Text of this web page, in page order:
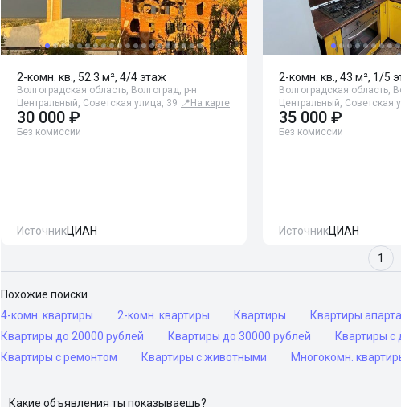
2-комн. кв., 52.3 м², 4/4 этаж
Волгоградская область, Волгоград, р-н
Центральный, Советская улица, 39 📍 На карте
30 000 ₽
Без комиссии
ИсточникЦИАН
2-комн. кв., 43 м², 1/5
Волгоградская область,
Центральный, Советская
35 000 ₽
Без комиссии
ИсточникЦИАН
1
Похожие поиски
4-комн. квартиры
2-комн. квартиры Квартиры Квартиры
Квартиры до 20000 рублей
Квартиры до 30000 рублей Квартиры с
Квартиры с ремонтом
Квартиры с животными Многокомн.
Какие объявления ты показываешь?